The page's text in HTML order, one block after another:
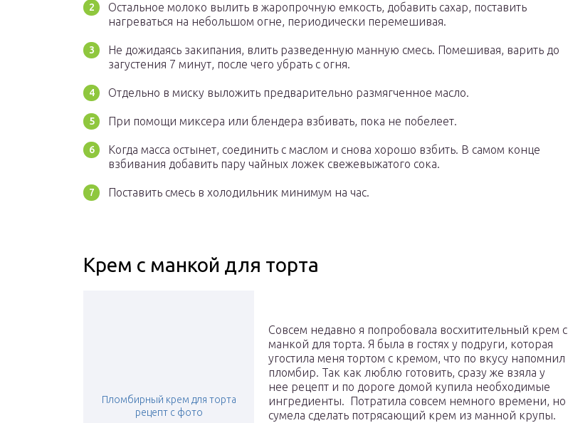
Остальное молоко вылить в жаропрочную емкость, добавить сахар, поставить
нагреваться на небольшом огне, периодически перемешивая.
Не дожидаясь закипания, влить разведенную манную смесь. Помешивая, варить до
загустения 7 минут, после чего убрать с огня.
Отдельно в миску выложить предварительно размягченное масло.
При помощи миксера или блендера взбивать, пока не побелеет.
Когда масса остынет, соединить с маслом и снова хорошо взбить. В самом конце
взбивания добавить пару чайных ложек свежевыжатого сока.
Поставить смесь в холодильник минимум на час.
Крем с манкой для торта
Пломбирный крем для торта
рецепт с фото
Совсем недавно я попробовала восхитительный крем с
манкой для торта. Я была в гостях у подруги, которая
угостила меня тортом с кремом, что по вкусу напомнил
пломбир. Так как люблю готовить, сразу же взяла у
нее рецепт и по дороге домой купила необходимые
ингредиенты. Потратила совсем немного времени, но
сумела сделать потрясающий крем из манной крупы.